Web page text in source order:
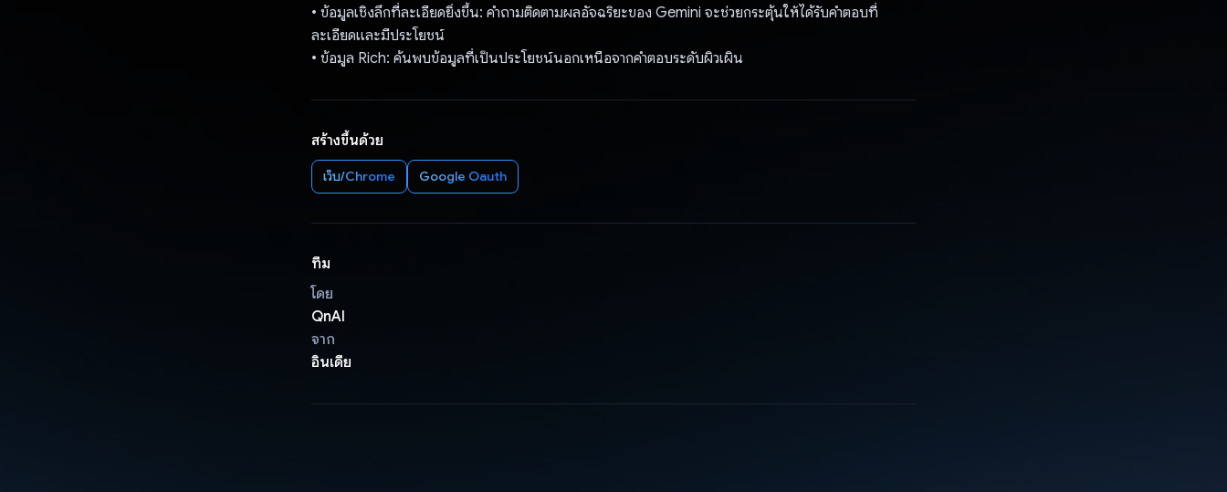
• ข้อมูลเชิงลึกที่ละเอียดยิ่งขึ้น: คำถามติดตามผลอัจฉริยะของ Gemini จะช่วยกระตุ้นให้ได้รับคำตอบที่
ละเอียดและมีประโยชน์
• ข้อมูล Rich: ค้นพบข้อมูลที่เป็นประโยชน์นอกเหนือจากคำตอบระดับผิวเผิน
สร้างขึ้นด้วย
เว็บ/Chrome Google Oauth
ทีม
โดย
QnAI
จาก
อินเดีย